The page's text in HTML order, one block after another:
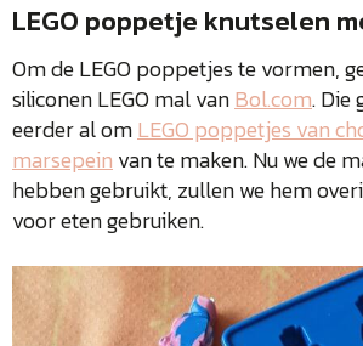
LEGO poppetje knutselen
Om de LEGO poppetjes te vormen,
siliconen LEGO mal vanBol.com. Die
eerder al omLEGO poppetjes van
marsepein van te maken. Nu we de
hebben gebruikt, zullen we hem
voor eten gebruiken.